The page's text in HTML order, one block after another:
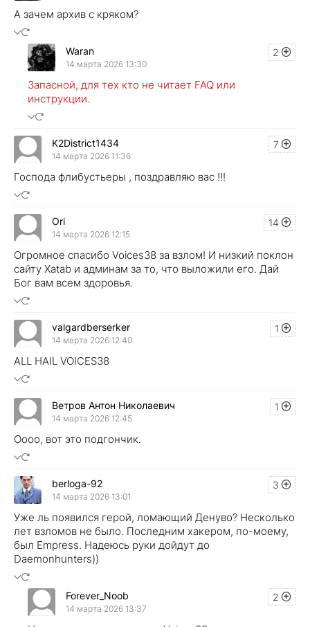
А зачем архив с кряком?
2
Waran
14 марта 2026 13:30
Запасной, для тех кто не читает FAQ или
инструкции.
7
K2District1434
14 марта 2026 11:36
Господа флибустьеры , поздравляю вас !!!
14
Ori
14 марта 2026 12:15
Огромное спасибо Voices38 за взлом! И низкий поклон
сайту Xatab и админам за то, что выложили его. Дай
Бог вам всем здоровья.
1
valgardberserker
14 марта 2026 12:40
ALL HAIL VOICES38
1
Ветров Антон Николаевич
14 марта 2026 12:45
Оооо, вот это подгончик.
3
berloga-92
14 марта 2026 13:01
Уже ль появился герой, ломающий Денуво? Несколько
лет взломов не было. Последним хакером, по-моему,
был Empress. Надеюсь руки дойдут до
Daemonhunters))
2
Forever_Noob
14 марта 2026 13:37